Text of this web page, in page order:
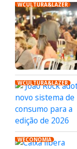
WCULTURA&LAZER
WCULTURA&LAZER
WECONOMIA